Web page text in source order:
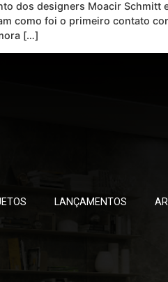
dos designers Moacir Schmitt
como foi o primeiro contato
[…]
LANÇAMENTOS